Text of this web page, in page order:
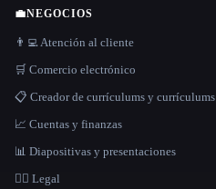
💼NEGOCIOS
👨‍💻 Atención al cliente
🛒 Comercio electrónico
📋 Creador de currículums y currículums
📈 Cuentas y finanzas
📊 Diapositivas y presentaciones
👩‍⚖️ Legal